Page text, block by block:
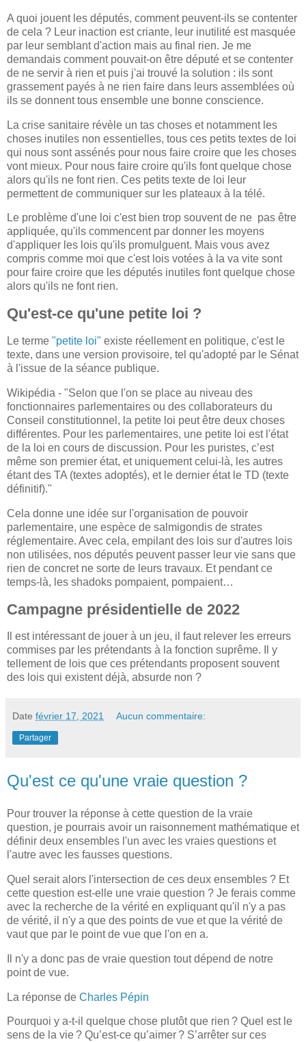
A quoi jouent les députés, comment peuvent-ils se contenter
de cela ? Leur inaction est criante, leur inutilité est masquée
par leur semblant d'action mais au final rien. Je me
demandais comment pouvait-on être député et se contenter
de ne servir à rien et puis j'ai trouvé la solution : ils sont
grassement payés à ne rien faire dans leurs assemblées où
ils se donnent tous ensemble une bonne conscience.
La crise sanitaire révèle un tas choses et notamment les
choses inutiles non essentielles, tous ces petits textes de loi
qui nous sont assénés pour nous faire croire que les choses
vont mieux. Pour nous faire croire qu'ils font quelque chose
alors qu'ils ne font rien. Ces petits texte de loi leur
permettent de communiquer sur les plateaux à la télé.
Le problème d'une loi c'est bien trop souvent de ne pas être
appliquée, qu'ils commencent par donner les moyens
d'appliquer les lois qu'ils promulguent. Mais vous avez
compris comme moi que c'est lois votées à la va vite sont
pour faire croire que les députés inutiles font quelque chose
alors qu'ils ne font rien.
Qu'est-ce qu'une petite loi ?
Le terme "petite loi" existe réellement en politique, c'est le
texte, dans une version provisoire, tel qu'adopté par le Sénat
à l'issue de la séance publique.
Wikipédia - "Selon que l'on se place au niveau des
fonctionnaires parlementaires ou des collaborateurs du
Conseil constitutionnel, la petite loi peut être deux choses
différentes. Pour les parlementaires, une petite loi est l'état
de la loi en cours de discussion. Pour les puristes, c’est
même son premier état, et uniquement celui-là, les autres
étant des TA (textes adoptés), et le dernier état le TD (texte
définitif)."
Cela donne une idée sur l'organisation de pouvoir
parlementaire, une espèce de salmigondis de strates
réglementaire. Avec cela, empilant des lois sur d'autres lois
non utilisées, nos députés peuvent passer leur vie sans que
rien de concret ne sorte de leurs travaux. Et pendant ce
temps-là, les shadoks pompaient, pompaient…
Campagne présidentielle de 2022
Il est intéressant de jouer à un jeu, il faut relever les erreurs
commises par les prétendants à la fonction suprême. Il y
tellement de lois que ces prétendants proposent souvent
des lois qui existent déjà, absurde non ?
Date février 17, 2021 Aucun commentaire:
Partager
Qu'est ce qu'une vraie question ?
Pour trouver la réponse à cette question de la vraie
question, je pourrais avoir un raisonnement mathématique et
définir deux ensembles l'un avec les vraies questions et
l'autre avec les fausses questions.
Quel serait alors l'intersection de ces deux ensembles ? Et
cette question est-elle une vraie question ? Je ferais comme
avec la recherche de la vérité en expliquant qu'il n'y a pas
de vérité, il n'y a que des points de vue et que la vérité de
vaut que par le point de vue que l'on en a.
Il n'y a donc pas de vraie question tout dépend de notre
point de vue.
La réponse de Charles Pépin
Pourquoi y a-t-il quelque chose plutôt que rien ? Quel est le
sens de la vie ? Qu’est-ce qu’aimer ? S’arrêter sur ces